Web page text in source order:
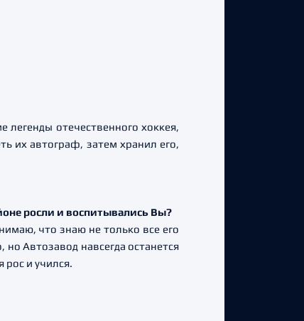
отечественного хоккея,
их автограф, затем хранил его,
росли и воспитывались Вы?
что знаю не только все его
Автозавод навсегда останется
и учился.